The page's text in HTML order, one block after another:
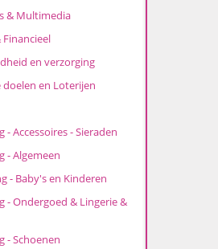
& Multimedia
Financieel
en verzorging
doelen en Loterijen
- Accessoires - Sieraden
- Algemeen
- Baby's en Kinderen
- Ondergoed & Lingerie &
- Schoenen